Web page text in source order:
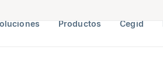
Productos Cegid